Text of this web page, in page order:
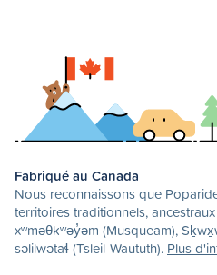
Fabriqué au Canada
Nous reconnaissons que
territoires traditionnels,
xʷməθkʷəy̓əm (Musqueam),
səlilwətaɬ (Tsleil-Waututh). Plus